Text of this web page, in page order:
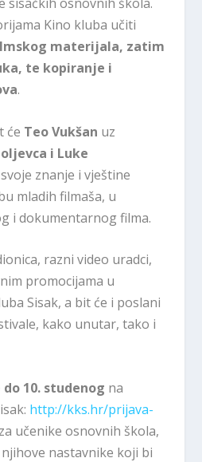
Kino kluba učiti
materijala, zatim
te kopiranje i
.
će Teo Vukšan uz
i Luke
znanje i vještine
mladih filmaša, u
i dokumentarnog filma.
razni video uradci,
promocijama u
Sisak, a bit će i poslani
kako unutar, tako i
10. studenog na
http://kks.hr/prijava-
učenike osnovnih škola,
nastavnike koji bi